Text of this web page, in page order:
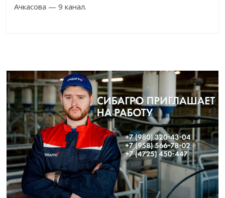
Ачкасова — 9 канал.